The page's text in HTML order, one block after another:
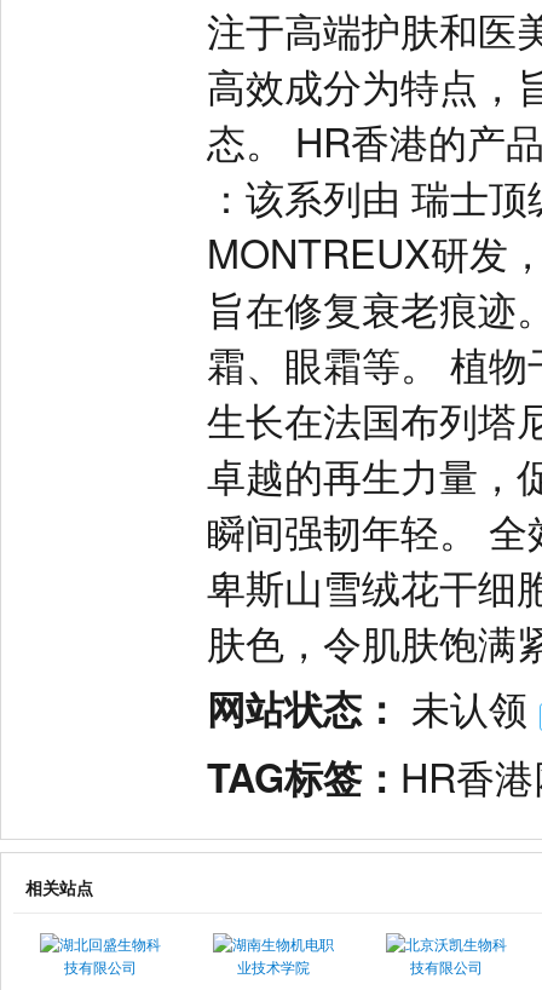
注于高端护肤和医
高效成分为特点，
态。‌ HR香港的产
：该系列由 瑞士
MONTREUX研发
旨在修复衰老痕迹
霜、眼霜等‌。 植
生长在法国布列塔
卓越的再生力量，
瞬间强韧年轻‌。
卑斯山雪绒花干细
肤色，令肌肤饱满
网站状态： 未认领
TAG标签： HR香
相关站点